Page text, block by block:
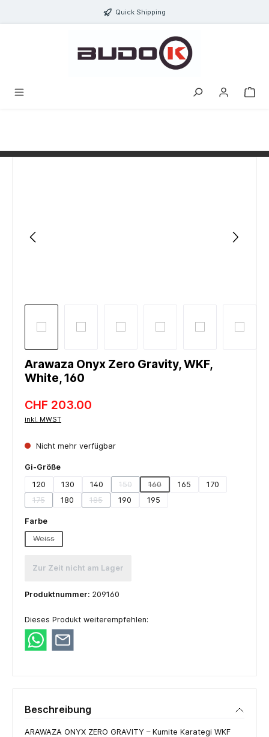
Quick Shipping
Arawaza Onyx Zero Gravity, WKF,
White, 160
CHF 203.00
inkl. MWST
Nicht mehr verfügbar
Gi-Größeauswählen
120
130 140 150
(Diese Option ist zurzeit nicht verfügbar.)
160
(Diese Option ist zurzeit nicht
165
170
175
(Diese Option ist zurzeit nicht verfügbar.)
180 185
(Diese Option ist zurzeit nicht verfügbar.)
190 195
Farbeauswählen
Weiss
(Diese Option ist zurzeit nicht verfügbar.)
Zur Zeit nicht am Lager
Produktnummer: 209160
Dieses Produkt weiterempfehlen:
Beschreibung
ARAWAZA ONYX ZERO GRAVITY – Kumite Karategi WKF